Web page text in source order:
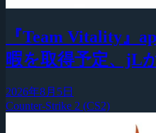
『Team Vitality』
暇を取得予定、jL
2026年8月5日
Counter-Strike 2 (CS2)